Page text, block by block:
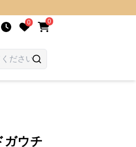
0 0
ガウチ